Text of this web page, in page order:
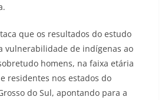
que os resultados do estudo
vulnerabilidade de indígenas ao
homens, na faixa etária
residentes nos estados do
do Sul, apontando para a